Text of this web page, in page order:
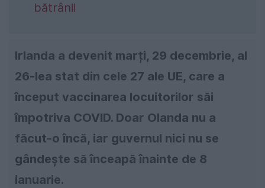
bătrânii
Irlanda a devenit marți, 29 decembrie, al
26-lea stat din cele 27 ale UE, care a
început vaccinarea locuitorilor săi
împotriva COVID. Doar Olanda nu a
făcut-o încă, iar guvernul nici nu se
gândește să înceapă înainte de 8
ianuarie.